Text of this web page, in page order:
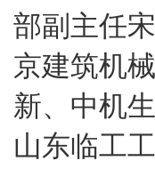
部副主任
京建筑机
新、中机
山东临工